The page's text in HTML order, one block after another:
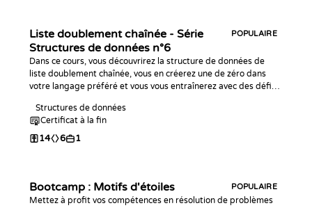
Liste doublement chaînée - Série
Structures de données n°6
POPULAIRE
Dans ce cours, vous découvrirez la structure de données de
liste doublement chaînée, vous en créerez une de zéro dans
votre langage préféré et vous vous entraînerez avec des défis
Structures de données
Certificat à la fin
14 6 1
Bootcamp : Motifs d'étoiles POPULAIRE
Mettez à profit vos compétences en résolution de problèmes